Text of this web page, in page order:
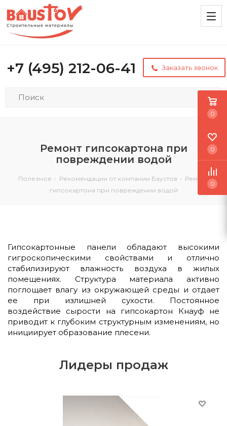
+7 (495) 212-06-41 Заказать звонок
Ремонт гипсокартона при
повреждении водой
Полезное - Рекомендации от компании Баустов - Ремонт
гипсокартона при повреждении водой
Гипсокартонные панели обладают высокими
гигроскопическими свойствами и отлично
стабилизируют влажность воздуха в жилых
помещениях. Структура материала активно
поглощает влагу из окружающей среды и отдает
ее при излишней сухости. Постоянное
воздействие сырости на гипсокартон Кнауф не
приводит к глубоким структурным изменениям, но
инициирует образование плесени.
Лидеры продаж
0
0
0